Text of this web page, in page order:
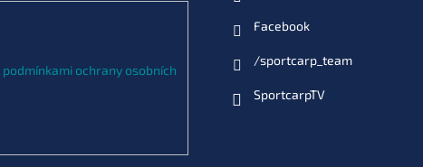
podmínkami ochrany osobních
Facebook
/sportcarp_team
SportcarpTV